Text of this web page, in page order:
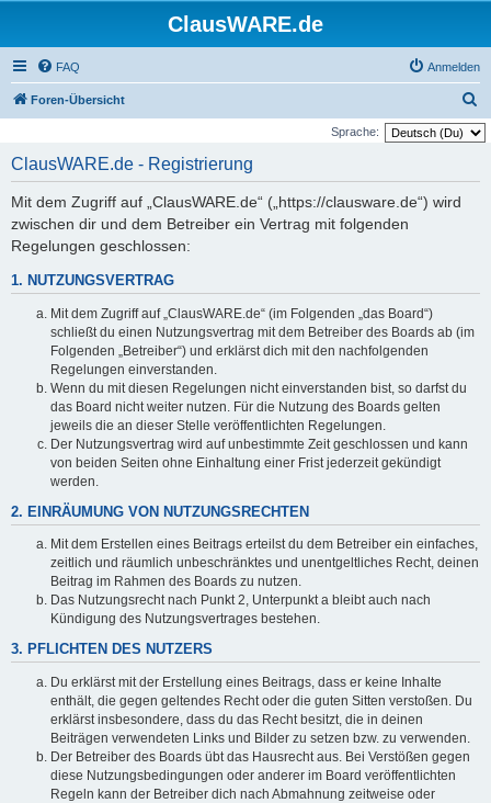
ClausWARE.de
FAQ Anmelden
Foren-Übersicht
u
Sprache:
ClausWARE.de - Registrierung
Mit dem Zugriff auf „ClausWARE.de“ („https://clausware.de“) wird
zwischen dir und dem Betreiber ein Vertrag mit folgenden
Regelungen geschlossen:
1. NUTZUNGSVERTRAG
Mit dem Zugriff auf „ClausWARE.de“ (im Folgenden „das Board“)
schließt du einen Nutzungsvertrag mit dem Betreiber des Boards ab (im
Folgenden „Betreiber“) und erklärst dich mit den nachfolgenden
Regelungen einverstanden.
Wenn du mit diesen Regelungen nicht einverstanden bist, so darfst du
das Board nicht weiter nutzen. Für die Nutzung des Boards gelten
jeweils die an dieser Stelle veröffentlichten Regelungen.
Der Nutzungsvertrag wird auf unbestimmte Zeit geschlossen und kann
von beiden Seiten ohne Einhaltung einer Frist jederzeit gekündigt
werden.
2. EINRÄUMUNG VON NUTZUNGSRECHTEN
Mit dem Erstellen eines Beitrags erteilst du dem Betreiber ein einfaches,
zeitlich und räumlich unbeschränktes und unentgeltliches Recht, deinen
Beitrag im Rahmen des Boards zu nutzen.
Das Nutzungsrecht nach Punkt 2, Unterpunkt a bleibt auch nach
Kündigung des Nutzungsvertrages bestehen.
3. PFLICHTEN DES NUTZERS
Du erklärst mit der Erstellung eines Beitrags, dass er keine Inhalte
enthält, die gegen geltendes Recht oder die guten Sitten verstoßen. Du
erklärst insbesondere, dass du das Recht besitzt, die in deinen
Beiträgen verwendeten Links und Bilder zu setzen bzw. zu verwenden.
Der Betreiber des Boards übt das Hausrecht aus. Bei Verstößen gegen
diese Nutzungsbedingungen oder anderer im Board veröffentlichten
Regeln kann der Betreiber dich nach Abmahnung zeitweise oder